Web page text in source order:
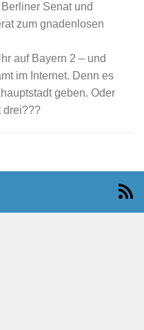
Senat und
zum gnadenlosen
auf Bayern 2 – und
im Internet. Denn es
geben. Oder
drei???